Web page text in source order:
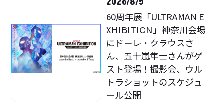
60周年展「ULTRAMAN E
XHIBITION」神奈川会場
にドーレ・クラウスさ
ん、五十嵐隼士さんがゲ
スト登場！撮影会、ウル
トラショットのスケジュ
ール公開